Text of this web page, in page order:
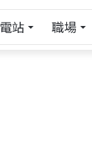
站 職場